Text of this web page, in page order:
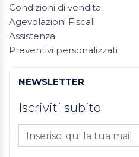
Condizioni di vendita
Agevolazioni Fiscali
Assistenza
Preventivi personalizzati
NEWSLETTER
Iscriviti subito